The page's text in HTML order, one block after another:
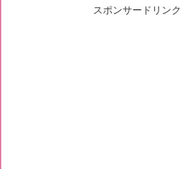
スポンサードリンク